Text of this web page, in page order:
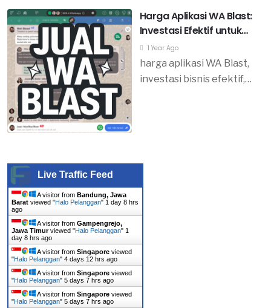
WhatsApp, tips jualan
aplikasi, bisnis online,
pemasaran WhatsApp,
keuntungan WA Blast,
meningkatkan penjualan,
berjualan, cara
Harga Aplikasi WA Blast:
Investasi Efektif untuk
Bisnis
1 Year Ago
harga aplikasi WA Blast,
investasi bisnis efektif,
Blast, fitur aplikasi WA
WhatsApp, manfaat WA
Live Traffic Feed
A visitor from Bandung, Jawa
Barat viewed "Halo Pelanggan" 1 day 8 hrs
ago
A visitor from Gampengrejo,
Jawa Timurviewed "Halo Pelanggan" 1
day 8 hrs ago
A visitor from Singapore viewed
"Halo Pelanggan" 4 days 12 hrs ago
A visitor from Singapore viewed
"Halo Pelanggan" 5 days 7 hrs ago
A visitor from Singapore viewed
"Halo Pelanggan" 5 days 7 hrs ago